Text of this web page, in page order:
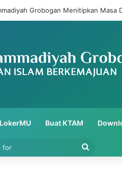
Grobogan Menitipkan Masa
LokerMU Buat KTAM